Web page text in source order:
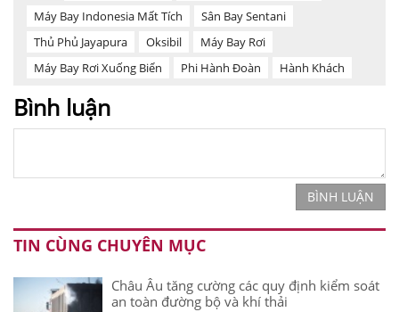
Máy Bay Indonesia Mất Tích
Sân Bay Sentani
Thủ Phủ Jayapura
Oksibil
Máy Bay Rơi
Máy Bay Rơi Xuống Biển
Phi Hành Đoàn Hành Khách
Bình luận
BÌNH LUẬN
TIN CÙNG CHUYÊN MỤC
Châu Âu tăng cường các quy định kiểm soát
an toàn đường bộ và khí thải